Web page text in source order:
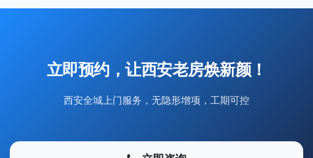
立即预约，让西安老房焕新颜！
西安全城上门服务，无隐形增项，工期可控